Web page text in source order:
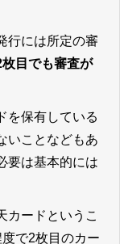
行には所定の審
枚目でも審査が
を保有している
いことなどもあ
要は基本的には
カードというこ
で2枚目のカー